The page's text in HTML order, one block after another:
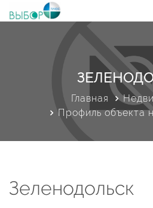
Главная
Профиль объекта
Зеленодольск